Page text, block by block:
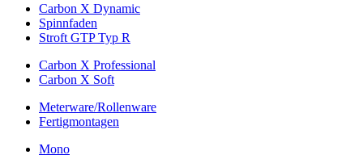
Carbon X Dynamic
Spinnfaden
Stroft GTP Typ R
Carbon X Professional
Carbon X Soft
Meterware/Rollenware
Fertigmontagen
Mono